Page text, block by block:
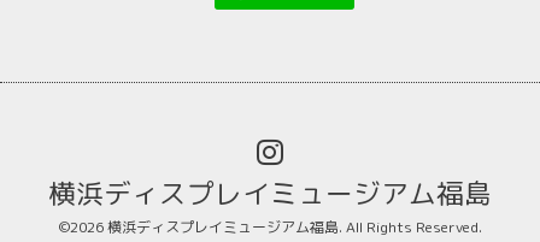
横浜ディスプレイミュージアム福島
©2026横浜ディスプレイミュージアム福島. All Rights Reserved.